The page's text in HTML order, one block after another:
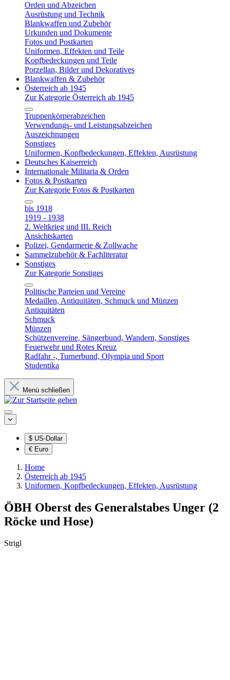
Orden und Abzeichen
Ausrüstung und Technik
Blankwaffen und Zubehör
Urkunden und Dokumente
Fotos und Postkarten
Uniformen, Effekten und Teile
Kopfbedeckungen und Teile
Porzellan, Bilder und Dekoratives
Blankwaffen & Zubehör
Österreich ab 1945
Zur Kategorie Österreich ab 1945
Truppenkörperabzeichen
Verwendungs- und Leistungsabzeichen
Auszeichnungen
Sonstiges
Uniformen, Kopfbedeckungen, Effekten, Ausrüstung
Deutsches Kaiserreich
Internationale Militaria & Orden
Fotos & Postkarten
Zur Kategorie Fotos & Postkarten
bis 1918
1919 - 1938
2. Weltkrieg und III. Reich
Ansichtskarten
Polizei, Gendarmerie & Zollwache
Sammelzubehör & Fachliteratur
Sonstiges
Zur Kategorie Sonstiges
Politische Parteien und Vereine
Medaillen, Antiquitäten, Schmuck und Münzen
Antiquitäten
Schmuck
Münzen
Schützenvereine, Sängerbund, Wandern, Sonstiges
Feuerwehr und Rotes Kreuz
Radfahr -, Turnerbund, Olympia und Sport
Studentika
Menü schließen
$ US-Dollar
€ Euro
Home
Österreich ab 1945
Uniformen, Kopfbedeckungen, Effekten, Ausrüstung
ÖBH Oberst des Generalstabes Unger (2
Röcke und Hose)
Strigl